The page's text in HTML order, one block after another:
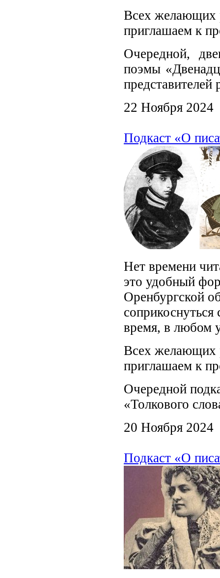
Всех желающих
приглашаем к
Очередной,
поэмы
представителей
22 Ноября 2024
Подкаст «О
Нет времени
это удобный
Оренбургской
время, в любом
Всех желающих
приглашаем к
Очередной
«Толкового
20 Ноября 2024
Подкаст «О